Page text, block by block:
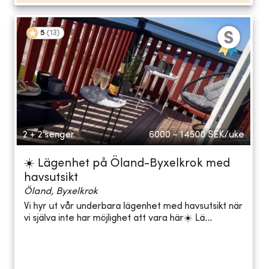
5 (13)
2 + 2 senger 6000 - 14500 SEK/uke
☀️ Lägenhet på Öland-Byxelkrok med
havsutsikt
Öland, Byxelkrok
Vi hyr ut vår underbara lägenhet med havsutsikt när
vi själva inte har möjlighet att vara här☀️ Lä...